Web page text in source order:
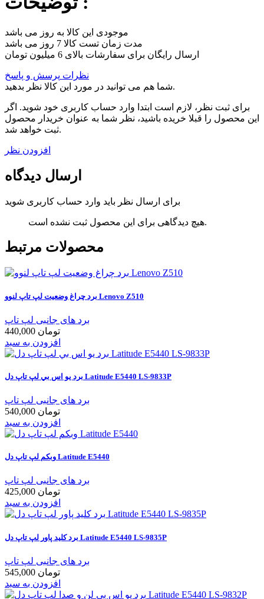
موجودی این کالا به روز می باشد
مدت زمان تست کالا 7 روز می باشد
ارسال رایگان برای سفارشات بالای 6 میلیون تومان
نظرات پرسش و پاسخ
شما هم می توانید در مورد این کالا نظر بدهید.
برای ثبت نظر، لازم است ابتدا وارد حساب کاربری خود شوید. اگر
این محصول را قبلا خریده باشید، نظر شما به عنوان خریدار محصول
ثبت خواهد شد.
افزودن نظر
ارسال دیدگاه
برای ارسال نظر باید وارد حساب کاربری شوید
هیچ دیدگاهی برای این محصول ثبت نشده است.
محصولات مرتبط
برد چراغ وضعیت لپ تاپ لنوو Lenovo Z510
برد های جانبی لپ تاپ
440,000 تومان
افزودن به سبد
برد يو اس بي لپ تاپ دل Latitude E5440 LS-9833P
برد های جانبی لپ تاپ
540,000 تومان
افزودن به سبد
وبکم لپ تاپ دل Latitude E5440
برد های جانبی لپ تاپ
425,000 تومان
افزودن به سبد
برد کلید پاور لپ تاپ دل Latitude E5440 LS-9835P
برد های جانبی لپ تاپ
545,000 تومان
افزودن به سبد